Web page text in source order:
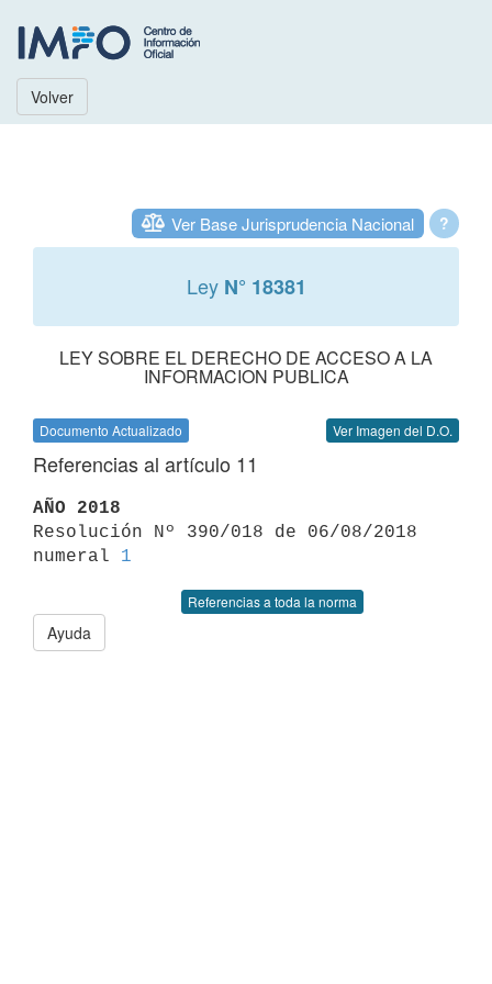
Volver
?
Ver Base Jurisprudencia Nacional
Ley N° 18381
LEY SOBRE EL DERECHO DE ACCESO A LA
INFORMACION PUBLICA
Documento Actualizado Ver Imagen del D.O.
Referencias al artículo 11
AÑO 2018
Resolución Nº 390/018 de 06/08/2018
numeral 1
Referencias a toda la norma
Ayuda